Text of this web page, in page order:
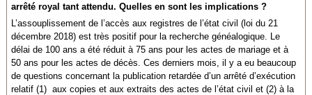
arrêté royal tant attendu. Quelles en sont les implications ?
L’assouplissement de l’accès aux registres de l’état civil (loi du 21
décembre 2018) est très positif pour la recherche généalogique. Le
délai de 100 ans a été réduit à 75 ans pour les actes de mariage et à
50 ans pour les actes de décès. Ces derniers mois, il y a eu beaucoup
de questions concernant la publication retardée d’un arrêté d’exécution
relatif (1) aux copies et aux extraits des actes de l’état civil et (2) à la